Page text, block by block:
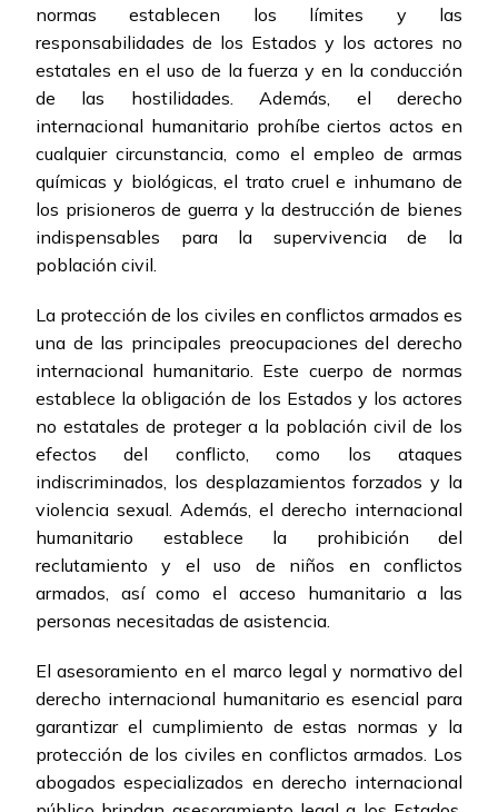
normas establecen los límites y las
responsabilidades de los Estados y los actores no
estatales en el uso de la fuerza y en la conducción
de las hostilidades. Además, el derecho
internacional humanitario prohíbe ciertos actos en
cualquier circunstancia, como el empleo de armas
químicas y biológicas, el trato cruel e inhumano de
los prisioneros de guerra y la destrucción de bienes
indispensables para la supervivencia de la
población civil.
La protección de los civiles en conflictos armados es
una de las principales preocupaciones del derecho
internacional humanitario. Este cuerpo de normas
establece la obligación de los Estados y los actores
no estatales de proteger a la población civil de los
efectos del conflicto, como los ataques
indiscriminados, los desplazamientos forzados y la
violencia sexual. Además, el derecho internacional
humanitario establece la prohibición del
reclutamiento y el uso de niños en conflictos
armados, así como el acceso humanitario a las
personas necesitadas de asistencia.
El asesoramiento en el marco legal y normativo del
derecho internacional humanitario es esencial para
garantizar el cumplimiento de estas normas y la
protección de los civiles en conflictos armados. Los
abogados especializados en derecho internacional